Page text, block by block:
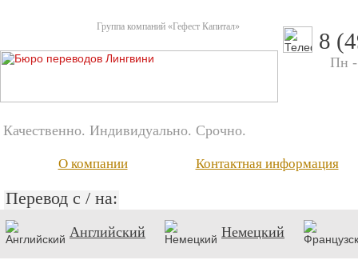
Группа компаний «Гефест Капитал»
8
Пн -
Качественно. Индивидуально. Срочно.
О компании Контактная информация
Перевод с / на:
Английский Немецкий